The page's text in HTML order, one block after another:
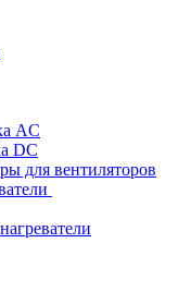
AC
DC
для вентиляторов